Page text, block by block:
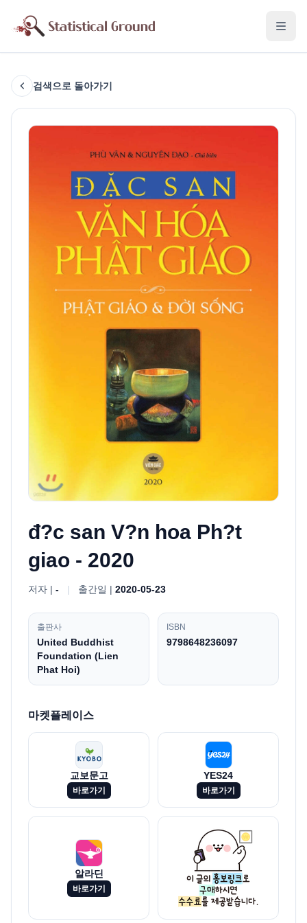
검색으로 돌아가기
đ?c san V?n hoa Ph?t
giao - 2020
저자 | - | 출간일 | 2020-05-23
출판사
United Buddhist
Foundation (Lien
Phat Hoi)
ISBN
9798648236097
마켓플레이스
교보문고
바로가기
YES24
바로가기
알라딘
바로가기